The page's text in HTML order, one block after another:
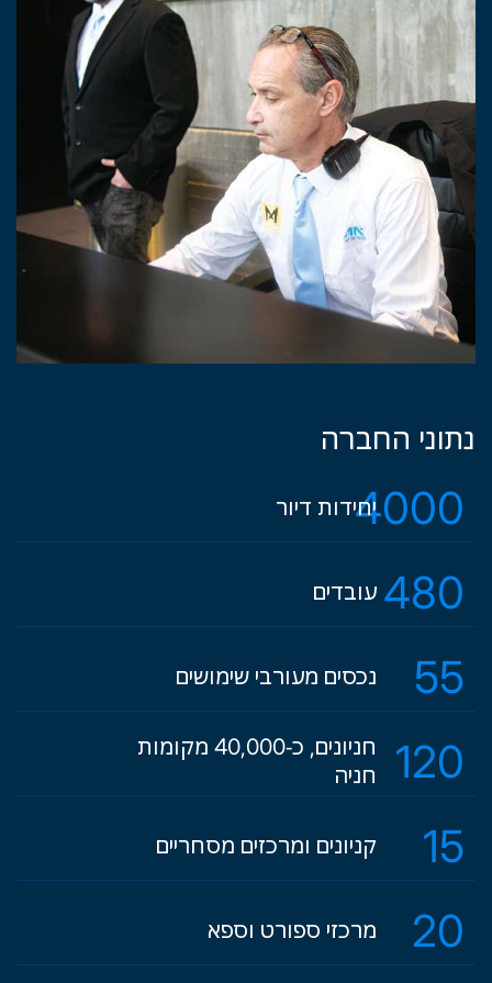
נתוני החברה
4000יחידות דיור
480 עובדים
55 נכסים מעורבי שימושים
120
חניונים, כ-40,000 מקומות
חניה
15 קניונים ומרכזים מסחריים
20 מרכזי ספורט וספא